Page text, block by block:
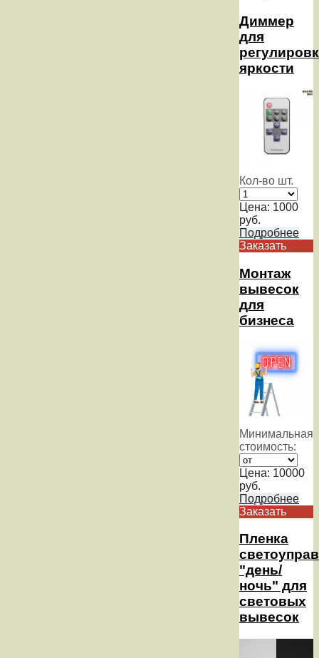
Диммер
для
яркости
Кол-во шт.
Цена: 1000
руб.
Подробнее
Заказать
Монтаж
вывесок
для
бизнеса
Минимальная
стоимость:
Цена: 10000
руб.
Подробнее
Заказать
Пленка
"день/
ночь" для
световых
вывесок